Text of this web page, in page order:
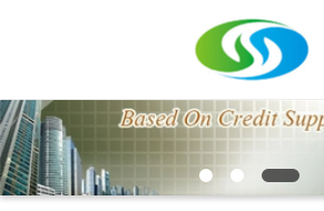
घर
उत्पादों
Rights
Reserved.